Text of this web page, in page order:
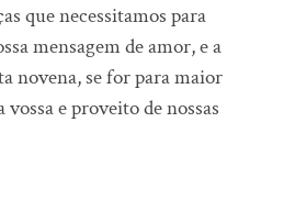
que necessitamos para
mensagem de amor, e a
novena, se for para maior
e proveito de nossas